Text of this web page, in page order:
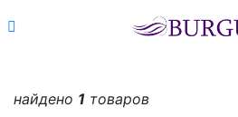
найдено 1 товаров